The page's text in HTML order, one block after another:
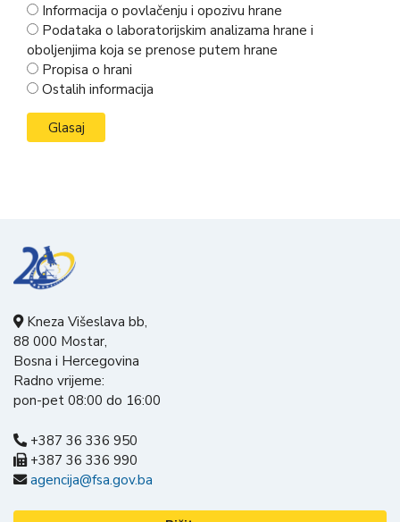
Informacija o povlačenju i opozivu hrane
Podataka o laboratorijskim analizama hrane i
oboljenjima koja se prenose putem hrane
Propisa o hrani
Ostalih informacija
Kneza Višeslava bb,
88 000 Mostar,
Bosna i Hercegovina
Radno vrijeme:
pon-pet 08:00 do 16:00
+387 36 336 950
+387 36 336 990
agencija@fsa.gov.ba